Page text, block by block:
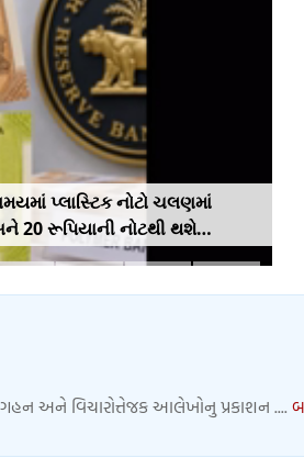
પ્લાસ્ટિક નોટો ચલણમાં
રૂપિયાની નોટથી થશે
શુ થશે ફાયદો
અને વિચારોત્તેજક આલેખોનુ પ્રકાશન ....